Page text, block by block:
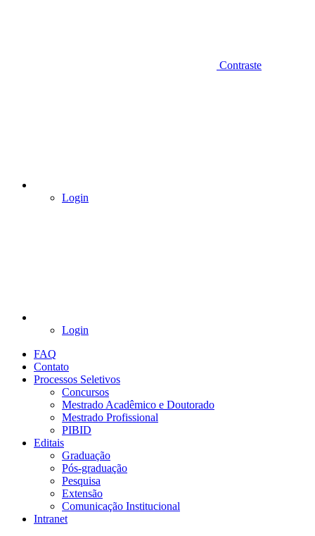
Contraste
Login
Login
FAQ
Contato
Processos Seletivos
Concursos
Mestrado Acadêmico e Doutorado
Mestrado Profissional
PIBID
Editais
Graduação
Pós-graduação
Pesquisa
Extensão
Comunicação Institucional
Intranet